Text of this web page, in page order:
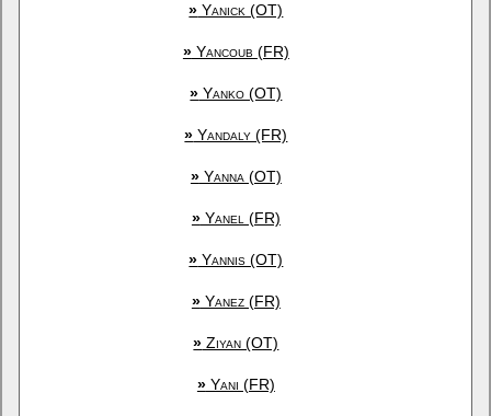
» Yanick (OT)
»Yancoub (FR)
» Yanko (OT)
» Yandaly (FR)
»Yanna (OT)
»Yanel (FR)
» Yannis (OT)
»Yanez (FR)
» Ziyan (OT)
»Yani (FR)